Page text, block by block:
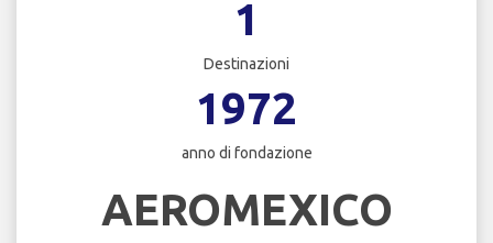
1
Destinazioni
1972
anno di fondazione
AEROMEXICO